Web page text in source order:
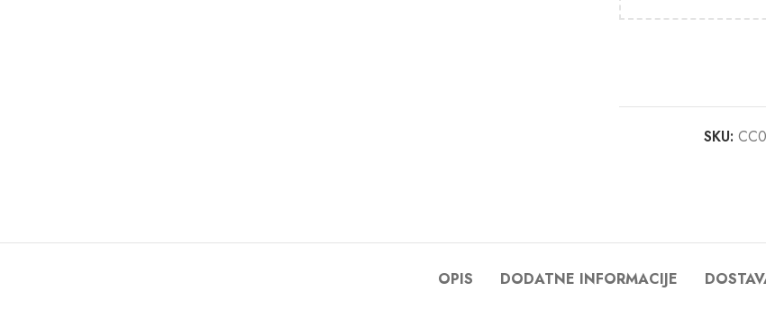
SKU:
OPIS DODATNE INFORMACIJE